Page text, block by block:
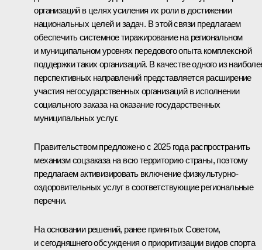
организаций в целях усиления их роли в достижении
национальных целей и задач. В этой связи предлагаем
обеспечить системное тиражирование на региональном
и муниципальном уровнях передового опыта комплексной
поддержки таких организаций. В качестве одного из
перспективных направлений представляется расширение
участия негосударственных организаций в исполнении
социального заказа на оказание государственных
муниципальных услуг.
Правительством предложено с 2025 года распространить
механизм соцзаказа на всю территорию страны, поэтому
предлагаем активизировать включение физкультурно-
оздоровительных услуг в соответствующие региональные
перечни.
На основании решений, ранее принятых Советом,
и сегодняшнего обсуждения о приоритизации видов спорта